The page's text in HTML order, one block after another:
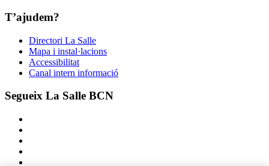
T’ajudem?
Directori La Salle
Mapa i instal·lacions
Accessibilitat
Canal intern informació
Segueix La Salle BCN